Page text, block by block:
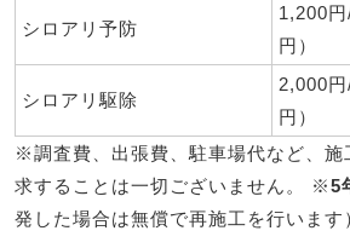
シロアリ予防
1,200
円）
シロアリ駆除
2,000
円）
※調査費、出張費、駐車場代など、施
求することは一切ございません。 ※5
発した場合は無償で再施工を行います